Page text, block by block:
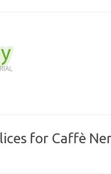
for Caffè